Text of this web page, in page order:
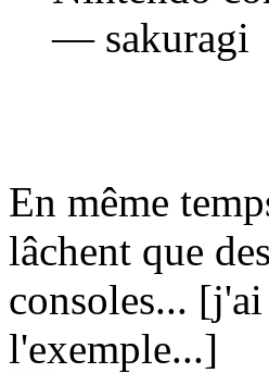
— sakuragi
En même
lâchent que
consoles...
l'exemple...]